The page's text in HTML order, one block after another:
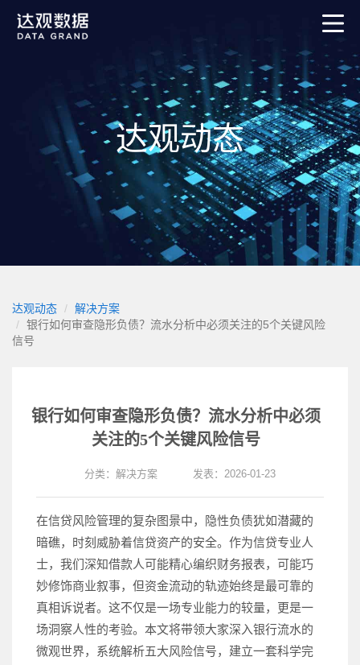
达观动态
达观动态
解决方案
银行如何审查隐形负债？流水分析中必须关注的5个关键风险
信号
银行如何审查隐形负债？流水分析中必须
关注的5个关键风险信号
分类： 解决方案 发表：2026-01-23
在信贷风险管理的复杂图景中，隐性负债犹如潜藏的
暗礁，时刻威胁着信贷资产的安全。作为信贷专业人
士，我们深知借款人可能精心编织财务报表，可能巧
妙修饰商业叙事，但资金流动的轨迹始终是最可靠的
真相诉说者。这不仅是一场专业能力的较量，更是一
场洞察人性的考验。本文将带领大家深入银行流水的
微观世界，系统解析五大风险信号，建立一套科学完